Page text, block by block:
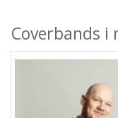
Coverbands